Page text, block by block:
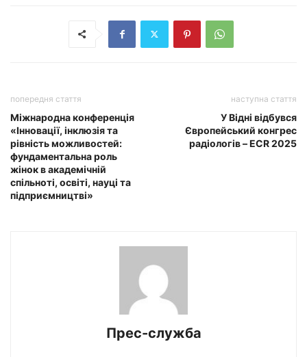
попередня стаття
Міжнародна конференція
«Інновації, інклюзія та
рівність можливостей:
фундаментальна роль
жінок в академічній
спільноті, освіті, науці та
підприємництві»
наступна стаття
У Відні відбувся
Європейський конгрес
радіологів – ECR 2025
Прес-служба